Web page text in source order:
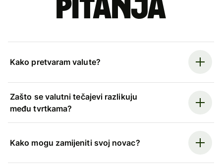
pitanja
Kako pretvaram valute?
Zašto se valutni tečajevi razlikuju
među tvrtkama?
Kako mogu zamijeniti svoj novac?